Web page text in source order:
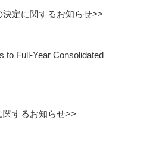
定に関するお知らせ
to Full-Year Consolidated
関するお知らせ